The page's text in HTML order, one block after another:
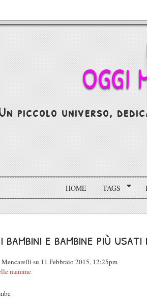
OGGI
piccolo universo,
HOME TAGS
bambini e bambine più
su 11 Febbraio 2015, 12:25pm
mamme